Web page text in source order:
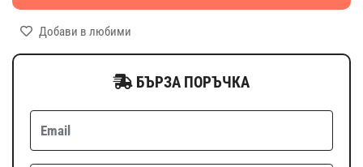
Добави в любими
БЪРЗА ПОРЪЧКА